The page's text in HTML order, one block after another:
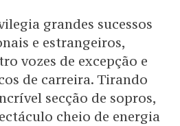
grandes sucessos
e estrangeiros,
vozes de excepção e
de carreira. Tirando
secção de sopros,
cheio de energia